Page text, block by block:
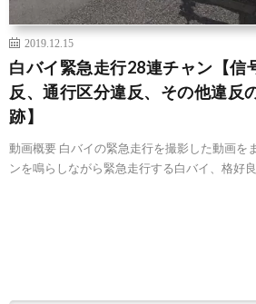
2019.12.15
白バイ緊急走行28連チャン【信
反、通行区分違反、その他違反
跡】
動画概要 白バイの緊急走行を撮影した動画を
ンを鳴らしながら緊急走行する白バイ、格好